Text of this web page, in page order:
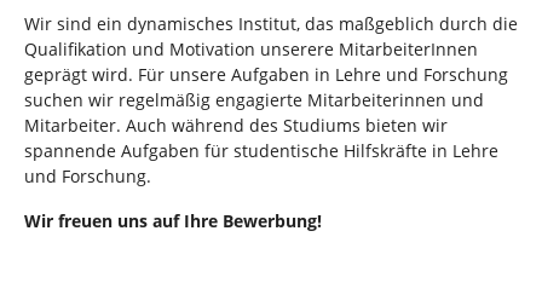
d
h
i
e
r
:
Wir sind ein dynamisches Institut, das maßgeblich durch die
Qualifikation und Motivation unserere MitarbeiterInnen
geprägt wird. Für unsere Aufgaben in Lehre und Forschung
suchen wir regelmäßig engagierte Mitarbeiterinnen und
Mitarbeiter. Auch während des Studiums bieten wir
spannende Aufgaben für studentische Hilfskräfte in Lehre
und Forschung.
Wir freuen uns auf Ihre Bewerbung!